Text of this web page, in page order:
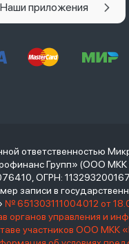
Наши приложения
ответственностью
Групп» (ООО
ОГРН:
записи в
№ 651303111004012 от
органов управления и
участников ООО МКК